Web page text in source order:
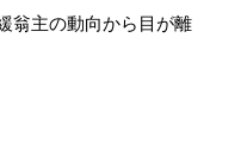
翁主の動向から目が離